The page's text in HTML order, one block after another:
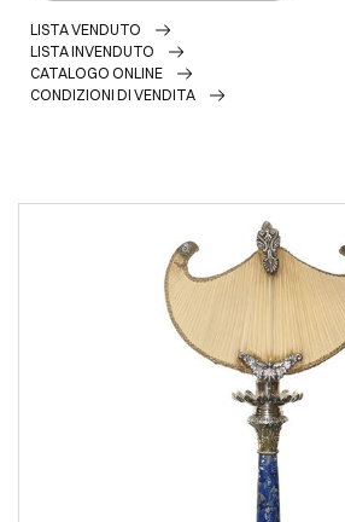
LISTA VENDUTO
LISTA INVENDUTO
CATALOGO ONLINE
CONDIZIONI DI VENDITA